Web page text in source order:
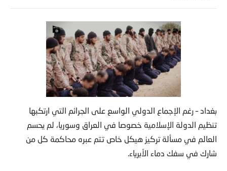
بغداد – رغم الإجماع الدولي الواسع على الجرائم التي ارتكبها
تنظيم الدولة الإسلامية خصوصا في العراق وسوريا، لم يحسم
العالم في مسألة تركيز هيكل خاص تتم عبره محاكمة كل من
شارك في سفك دماء الأبرياء.